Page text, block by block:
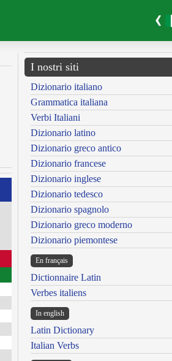
I nostri siti
Dizionario italiano
Grammatica italiana
Verbi Italiani
Dizionario latino
Dizionario greco antico
Dizionario francese
Dizionario inglese
Dizionario tedesco
Dizionario spagnolo
Dizionario greco moderno
Dizionario piemontese
En français
Dictionnaire Latin
Verbes italiens
In english
Latin Dictionary
Italian Verbs